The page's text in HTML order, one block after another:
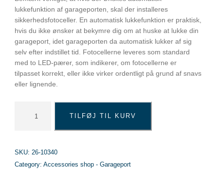
lukkefunktion af garageporten, skal der installeres
sikkerhedsfotoceller. En automatisk lukkefunktion er praktisk,
hvis du ikke ønsker at bekymre dig om at huske at lukke din
garageport, idet garageporten da automatisk lukker af sig
selv efter indstillet tid. Fotocellerne leveres som standard
med to LED-pærer, som indikerer, om fotocellerne er
tilpasset korrekt, eller ikke virker ordentligt på grund af snavs
eller lignende.
g
e
TILFØJ TIL KURV
SKU: 26-10340
Category: Accessories shop - Garageport